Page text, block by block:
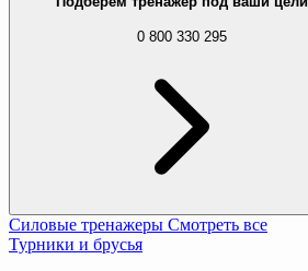
0 800 330 295
Силовые тренажеры Смотреть все
Турники и брусья